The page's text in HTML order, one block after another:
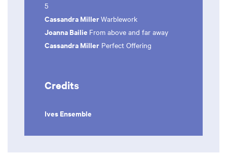
5
Cassandra MillerWarblework
Joanna Bailie From above and far away
Cassandra Miller Perfect Offering
Credits
Ives Ensemble